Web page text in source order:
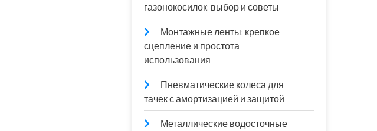
газонокосилок: выбор и советы
Монтажные ленты: крепкое
сцепление и простота
использования
Пневматические колеса для
тачек с амортизацией и защитой
Металлические водосточные